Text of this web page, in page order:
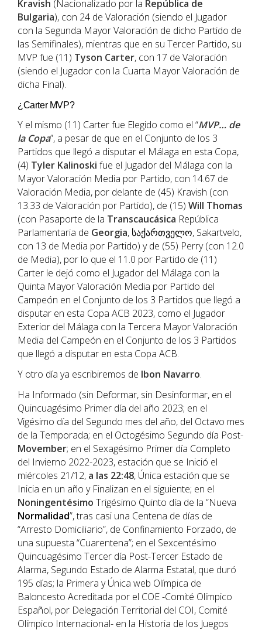
Kravish (Nacionalizado por la República de
Bulgaria), con 24 de Valoración (siendo el Jugador
con la Segunda Mayor Valoración de dicho Partido de
las Semifinales), mientras que en su Tercer Partido, su
MVP fue (11) Tyson Carter, con 17 de Valoración
(siendo el Jugador con la Cuarta Mayor Valoración de
dicha Final).
¿Carter MVP?
Y el mismo (11) Carter fue Elegido como el “MVP… de
la Copa”, a pesar de que en el Conjunto de los 3
Partidos que llegó a disputar el Málaga en esta Copa,
(4) Tyler Kalinoski fue el Jugador del Málaga con la
Mayor Valoración Media por Partido, con 14.67 de
Valoración Media, por delante de (45) Kravish (con
13.33 de Valoración por Partido), de (15) Will Thomas
(con Pasaporte de la Transcaucásica República
Parlamentaria de Georgia, საქართველო, Sakartvelo,
con 13 de Media por Partido) y de (55) Perry (con 12.0
de Media), por lo que el 11.0 por Partido de (11)
Carter le dejó como el Jugador del Málaga con la
Quinta Mayor Valoración Media por Partido del
Campeón en el Conjunto de los 3 Partidos que llegó a
disputar en esta Copa ACB 2023, como el Jugador
Exterior del Málaga con la Tercera Mayor Valoración
Media del Campeón en el Conjunto de los 3 Partidos
que llegó a disputar en esta Copa ACB.
Y otro día ya escribiremos de Ibon Navarro.
Ha Informado (sin Deformar, sin Desinformar, en el
Quincuagésimo Primer día del año 2023; en el
Vigésimo día del Segundo mes del año, del Octavo mes
de la Temporada; en el Octogésimo Segundo día Post-
Movember; en el Sexagésimo Primer día Completo
del Invierno 2022-2023, estación que se Inició el
miércoles 21/12, a las 22:48, Única estación que se
Inicia en un año y Finalizan en el siguiente; en el
Noningentésimo Trigésimo Quinto día de la “Nueva
Normalidad”, tras casi una Centena de días de
“Arresto Domiciliario”, de Confinamiento Forzado, de
una supuesta “Cuarentena”; en el Sexcentésimo
Quincuagésimo Tercer día Post-Tercer Estado de
Alarma, Segundo Estado de Alarma Estatal, que duró
195 días; la Primera y Única web Olímpica de
Baloncesto Acreditada por el COE -Comité Olímpico
Español, por Delegación Territorial del COI, Comité
Olímpico Internacional- en la Historia de los Juegos